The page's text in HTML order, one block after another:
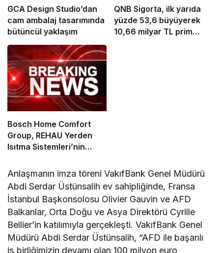
GCA Design Studio’dan
cam ambalaj tasarımında
bütüncül yaklaşım
QNB Sigorta, ilk yarıda
yüzde 53,6 büyüyerek
10,66 milyar TL prim
Bosch Home Comfort
Group, REHAU Yerden
Isıtma Sistemleri’nin
distribütörü oldu
Anlaşmanın imza töreni VakıfBank Genel Müdürü
Abdi Serdar Üstünsalih ev sahipliğinde, Fransa
İstanbul Başkonsolosu Olivier Gauvin ve AFD
Balkanlar, Orta Doğu ve Asya Direktörü Cyrille
Bellier’in katılımıyla gerçekleşti. VakıfBank Genel
Müdürü Abdi Serdar Üstünsalih, “AFD ile başarılı
iş birliğimizin devamı olan 100 milyon euro